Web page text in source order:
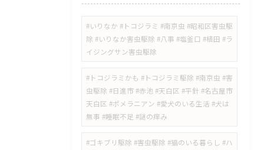
#いりなか #トコジラミ #南京虫 #昭和区害虫駆
除 #いりなか害虫駆除 #八事 #塩釜口 #植田 #ラ
イジングサン害虫駆除
​#トコジラミかも #トコジラミ駆除 #南京虫 #害
虫駆除 #日進市 #赤池 #天白区 #平針 #名古屋市
天白区 #ポメラニアン #愛犬のいる生活 #犬は
無事 #睡眠不足 #謎の痒み
​#ゴキブリ駆除 #害虫駆除 #猫のいる暮らし #ハ